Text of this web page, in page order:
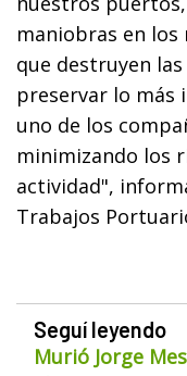
maniobras en los
que destruyen
preservar lo más
uno de los
minimizando los
actividad",
Trabajos
Seguí leyendo
Murió Jorge